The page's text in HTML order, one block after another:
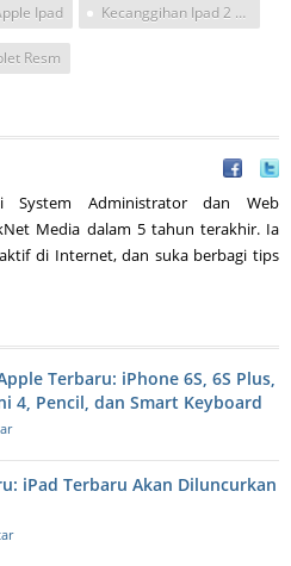
Ipad Kecanggihan Ipad 2 Apple
Resm
System Administrator dan Web
Media dalam 5 tahun terakhir. Ia
di Internet, dan suka berbagi tips
Terbaru: iPhone 6S, 6S Plus,
4, Pencil, dan Smart Keyboard
iPad Terbaru Akan Diluncurkan